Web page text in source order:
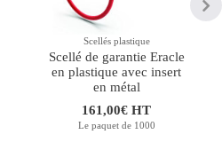
Scellés plastique
Scellé de garantie Eracle
en plastique avec insert
en métal
161,00€ HT
Le paquet de 1000